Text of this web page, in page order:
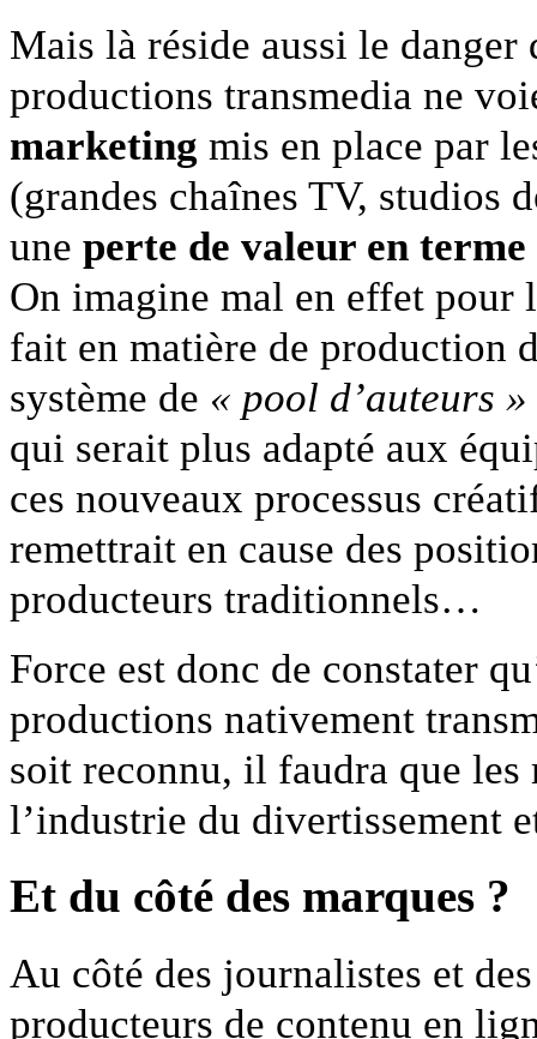
Mais là réside aussi le
productions transmedia ne
marketing mis en place par
(grandes chaînes TV, studios
une perte de valeur en
On imagine mal en effet pour
fait en matière de production
système de « pool d’auteurs »
qui serait plus adapté aux
ces nouveaux processus
remettrait en cause des
producteurs traditionnels…
Force est donc de constater
productions nativement
soit reconnu, il faudra que les
l’industrie du divertissement
Et du côté des marques ?
Au côté des journalistes et
producteurs de contenu en